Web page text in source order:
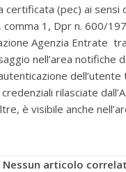
certificata (pec) ai sensi
comma 1, Dpr n. 600/
Agenzia Entrate
nell’area notifiche
dell’utente
rilasciate
è visibile anche
Nessun articolo